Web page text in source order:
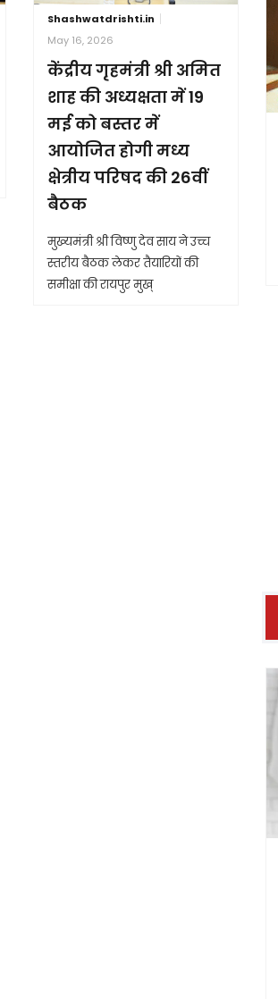
Shashwatdrishti.in
May 16, 2026
केंद्रीय गृहमंत्री श्री अमित
शाह की अध्यक्षता में 19
मई को बस्तर में
आयोजित होगी मध्य
क्षेत्रीय परिषद की 26वीं
बैठक
मुख्यमंत्री श्री विष्णु देव साय ने उच्च
स्तरीय बैठक लेकर तैयारियों की
समीक्षा की रायपुर मुख्